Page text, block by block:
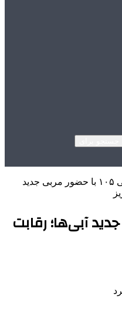
داربی ۱۰۵ با حضور مربی جدید
جدید آبی‌ها؛ رقابت